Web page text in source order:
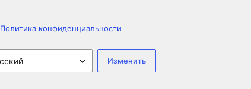
Политика конфиденциальности